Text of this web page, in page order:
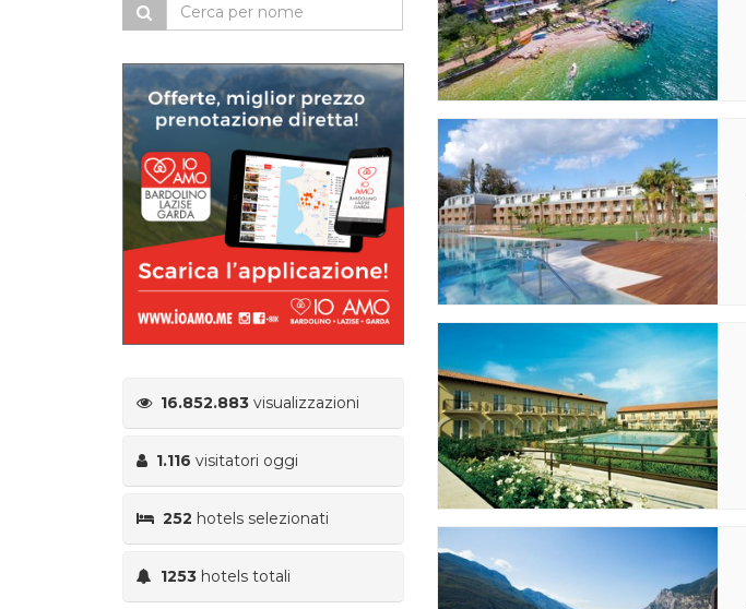
16.852.883 visualizzazioni
1.116 visitatori oggi
252 hotels selezionati
1253 hotels totali